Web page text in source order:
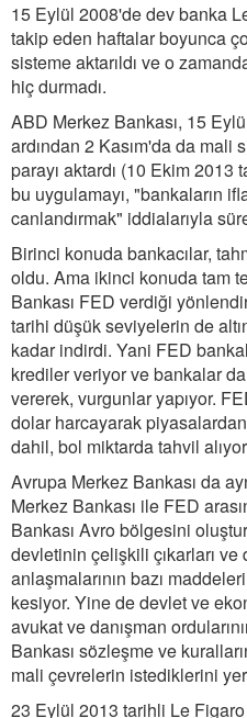
15 Eylül 2008'de dev banka
takip eden haftalar boyunca
sisteme aktarıldı ve o
hiç durmadı.
ABD Merkez Bankası, 15
ardından 2 Kasım'da da mali
parayı aktardı (10 Ekim 2013
bu uygulamayı, "bankaların
canlandırmak" iddialarıyla
Birinci konuda bankacılar,
oldu. Ama ikinci konuda tam
Bankası FED verdiği
tarihi düşük seviyelerin de
kadar indirdi. Yani FED
krediler veriyor ve bankalar
vererek, vurgunlar yapıyor.
dolar harcayarak
dahil, bol miktarda tahvil
Avrupa Merkez Bankası da
Merkez Bankası ile FED
Bankası Avro bölgesini
devletinin çelişkili çıkarları
anlaşmalarının bazı
kesiyor. Yine de devlet ve
avukat ve danışman
Bankası sözleşme ve
mali çevrelerin istediklerini
23 Eylül 2013 tarihli Le